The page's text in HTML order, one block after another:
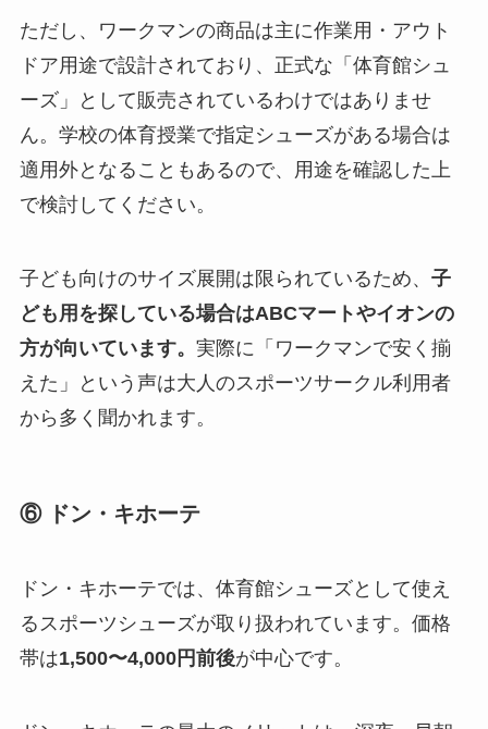
ただし、ワークマンの商品は主に作業用・アウト
ドア用途で設計されており、正式な「体育館シュ
ーズ」として販売されているわけではありませ
ん。学校の体育授業で指定シューズがある場合は
適用外となることもあるので、用途を確認した上
で検討してください。
子ども向けのサイズ展開は限られているため、 子
ども用を探している場合はABCマートやイオンの
方が向いています。 実際に「ワークマンで安く揃
えた」という声は大人のスポーツサークル利用者
から多く聞かれます。
⑥ ドン・キホーテ
ドン・キホーテでは、体育館シューズとして使え
るスポーツシューズが取り扱われています。価格
帯は1,500〜4,000円前後が中心です。